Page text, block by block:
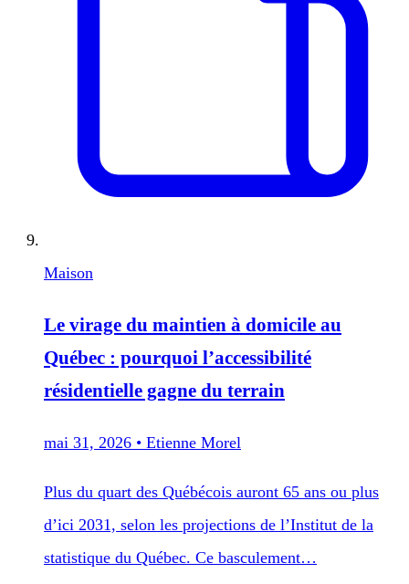
Maison
Le virage du maintien à domicile au
Québec : pourquoi l’accessibilité
résidentielle gagne du terrain
mai 31, 2026 • Etienne Morel
Plus du quart des Québécois auront 65 ans ou plus
d’ici 2031, selon les projections de l’Institut de la
statistique du Québec. Ce basculement…